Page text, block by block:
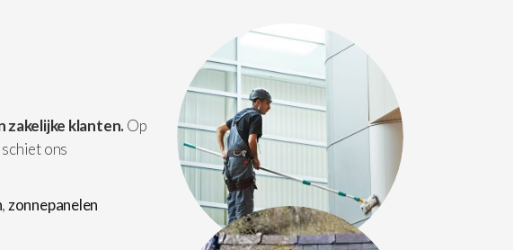
zakelijke klanten.Op
schiet ons
, zonnepanelen